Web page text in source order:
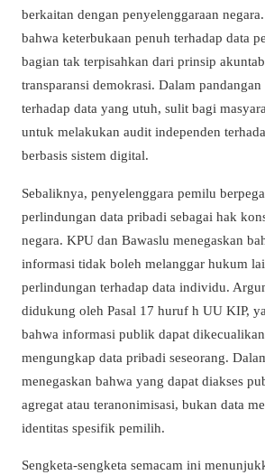
berkaitan dengan penyelenggaraan
bahwa keterbukaan penuh terhadap data
bagian tak terpisahkan dari prinsip
transparansi demokrasi. Dalam pandangan
terhadap data yang utuh, sulit bagi
untuk melakukan audit independen
berbasis sistem digital.
Sebaliknya, penyelenggara pemilu
perlindungan data pribadi sebagai hak
negara. KPU dan Bawaslu menegaskan
informasi tidak boleh melanggar hukum
perlindungan terhadap data individu.
didukung oleh Pasal 17 huruf h UU KIP,
bahwa informasi publik dapat
mengungkap data pribadi seseorang.
menegaskan bahwa yang dapat diakses
agregat atau teranonimisasi, bukan data
identitas spesifik pemilih.
Sengketa-sengketa semacam ini